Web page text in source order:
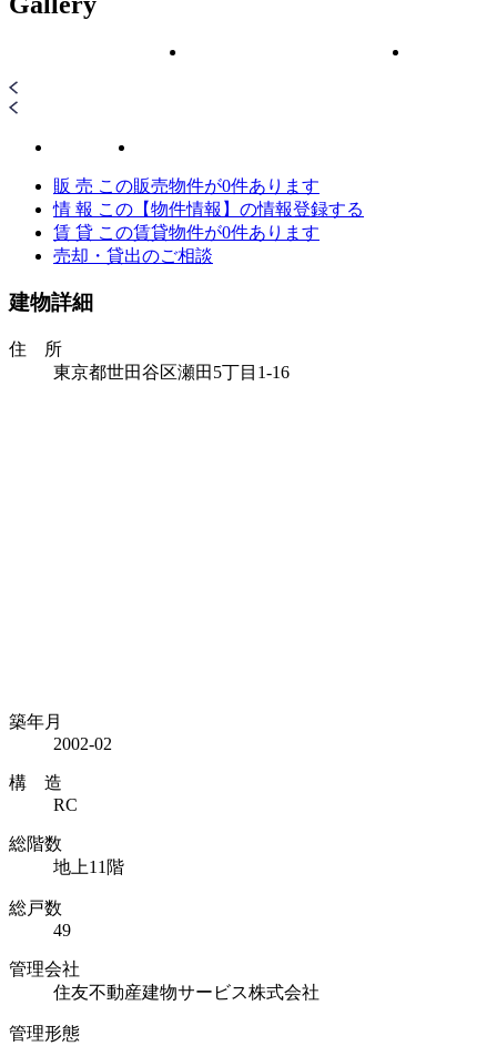
販 売 この販売物件が0件あります
情 報 この【物件情報】の情報登録する
賃 貸 この賃貸物件が0件あります
売却・貸出のご相談
建物詳細
住 所
東京都世田谷区瀬田5丁目1-16
築年月
2002-02
構 造
RC
総階数
地上11階
総戸数
49
管理会社
住友不動産建物サービス株式会社
管理形態